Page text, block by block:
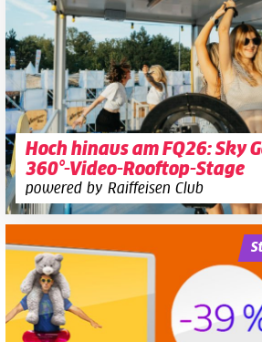
Hoch hinaus am FQ26: Sky
360°-Video-Rooftop-Stage
powered by Raiffeisen Club